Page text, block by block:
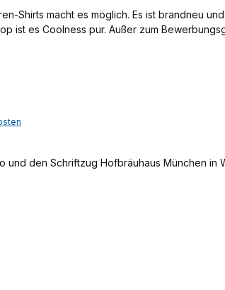
Shirts macht es möglich. Es ist brandneu
ist es Coolness pur. Außer zum